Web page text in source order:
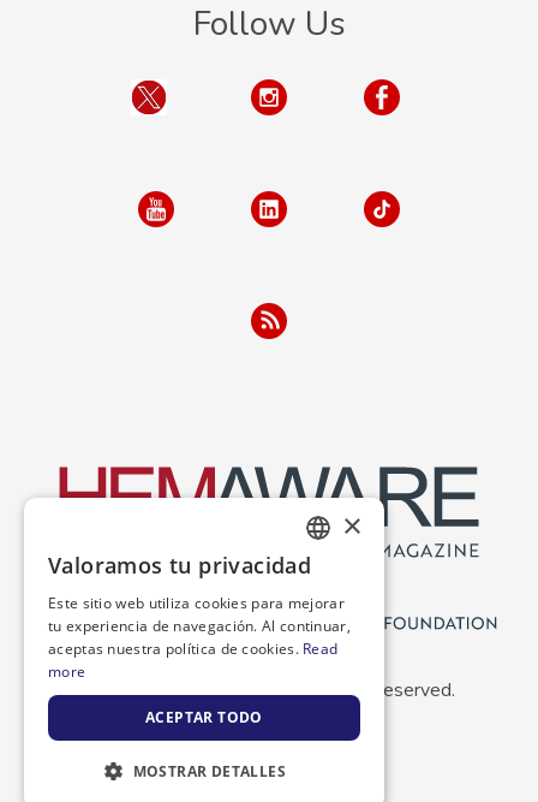
Follow Us
Copyright 2026 NBDF. All Rights Reserved.
SPANISH
×
Valoramos tu privacidad
Este sitio web utiliza cookies para mejorar
tu experiencia de navegación. Al continuar,
aceptas nuestra política de cookies. Read
more
ACEPTAR TODO
MOSTRAR DETALLES